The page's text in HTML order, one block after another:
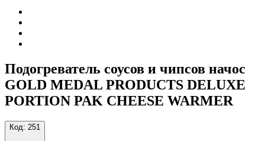
Подогреватель соусов и чипсов начос
GOLD MEDAL PRODUCTS DELUXE
PORTION PAK CHEESE WARMER
Код: 251